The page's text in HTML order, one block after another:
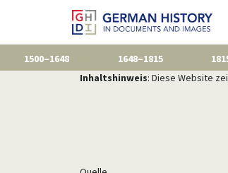
1500–1648 1648–1815
Inhaltshinweis: Diese Website